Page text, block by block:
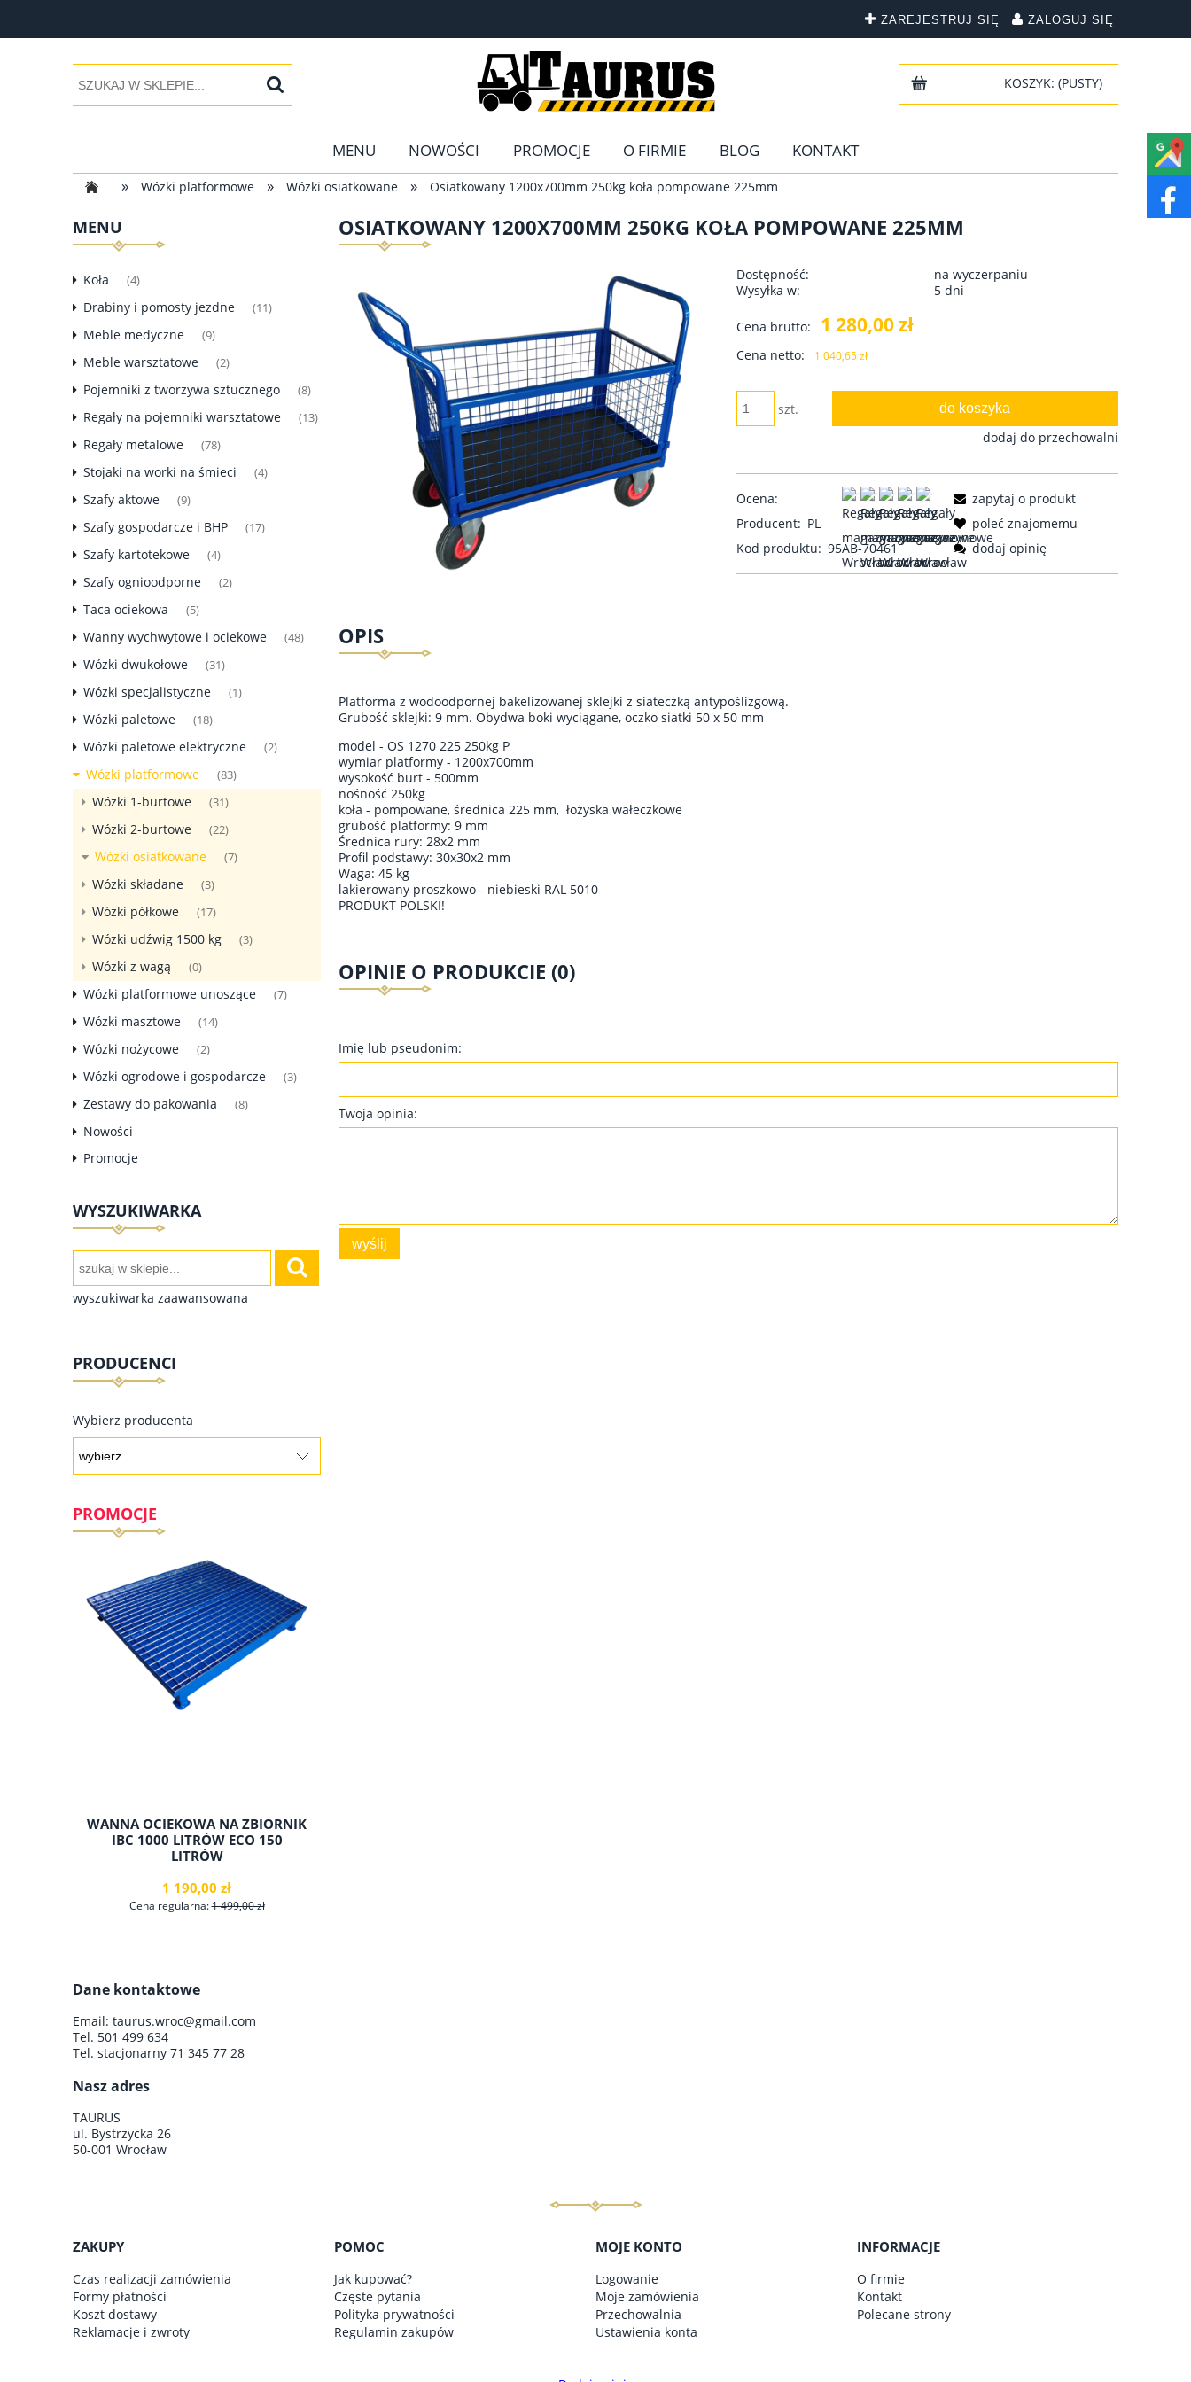
ZAREJESTRUJ SIĘ ZALOGUJ SIĘ
KOSZYK: (PUSTY)
MENU NOWOŚCI PROMOCJE O FIRMIE BLOG
KONTAKT
»
Wózki platformowe » Wózki osiatkowane » Osiatkowany 1200x700mm 250kg koła pompowane 225mm
MENU
Koła (4)
Drabiny i pomosty jezdne (11)
Meble medyczne (9)
Meble warsztatowe (2)
Pojemniki z tworzywa sztucznego (8)
Regały na pojemniki warsztatowe (13)
Regały metalowe (78)
Stojaki na worki na śmieci (4)
Szafy aktowe (9)
Szafy gospodarcze i BHP (17)
Szafy kartotekowe (4)
Szafy ognioodporne (2)
Taca ociekowa (5)
Wanny wychwytowe i ociekowe (48)
Wózki dwukołowe (31)
Wózki specjalistyczne (1)
Wózki paletowe (18)
Wózki paletowe elektryczne (2)
Wózki platformowe (83)
Wózki 1-burtowe (31)
Wózki 2-burtowe (22)
Wózki osiatkowane (7)
Wózki składane (3)
Wózki półkowe (17)
Wózki udźwig 1500 kg (3)
Wózki z wagą (0)
Wózki platformowe unoszące (7)
Wózki masztowe (14)
Wózki nożycowe (2)
Wózki ogrodowe i gospodarcze (3)
Zestawy do pakowania (8)
Nowości
Promocje
WYSZUKIWARKA
wyszukiwarka zaawansowana
PRODUCENCI
Wybierz producenta
PROMOCJE
WANNA OCIEKOWA NA ZBIORNIK
IBC 1000 LITRÓW ECO 150
LITRÓW
1 190,00 zł
Cena regularna:1 499,00 zł
do koszyka
Dane kontaktowe
Email: taurus.wroc@gmail.com
Tel. 501 499 634
Tel. stacjonarny 71 345 77 28
Nasz adres
TAURUS
ul. Bystrzycka 26
50-001 Wrocław
OSIATKOWANY 1200X700MM 250KG KOŁA POMPOWANE 225MM
Dostępność:
na wyczerpaniu
Wysyłka w:
5 dni
Cena brutto: 1 280,00 zł
Cena netto: 1 040,65 zł
szt. do koszyka
dodaj do przechowalni
Ocena:
Producent: PL
Kod produktu: 95AB-70461
zapytaj o produkt
poleć znajomemu
dodaj opinię
OPIS
Platforma z wodoodpornej bakelizowanej sklejki z siateczką antypoślizgową.
Grubość sklejki: 9 mm. Obydwa boki wyciągane, oczko siatki 50 x 50 mm
model - OS 1270 225 250kg P
wymiar platformy - 1200x700mm
wysokość burt - 500mm
nośność 250kg
koła - pompowane, średnica 225 mm, łożyska wałeczkowe
grubość platformy: 9 mm
Średnica rury: 28x2 mm
Profil podstawy: 30x30x2 mm
Waga: 45 kg
lakierowany proszkowo - niebieski RAL 5010
PRODUKT POLSKI!
OPINIE O PRODUKCIE (0)
Imię lub pseudonim:
Twoja opinia:
wyślij
ZAKUPY
Czas realizacji zamówienia
Formy płatności
Koszt dostawy
Reklamacje i zwroty
POMOC
Jak kupować?
Częste pytania
Polityka prywatności
Regulamin zakupów
MOJE KONTO
Logowanie
Moje zamówienia
Przechowalnia
Ustawienia konta
INFORMACJE
O firmie
Kontakt
Polecane strony